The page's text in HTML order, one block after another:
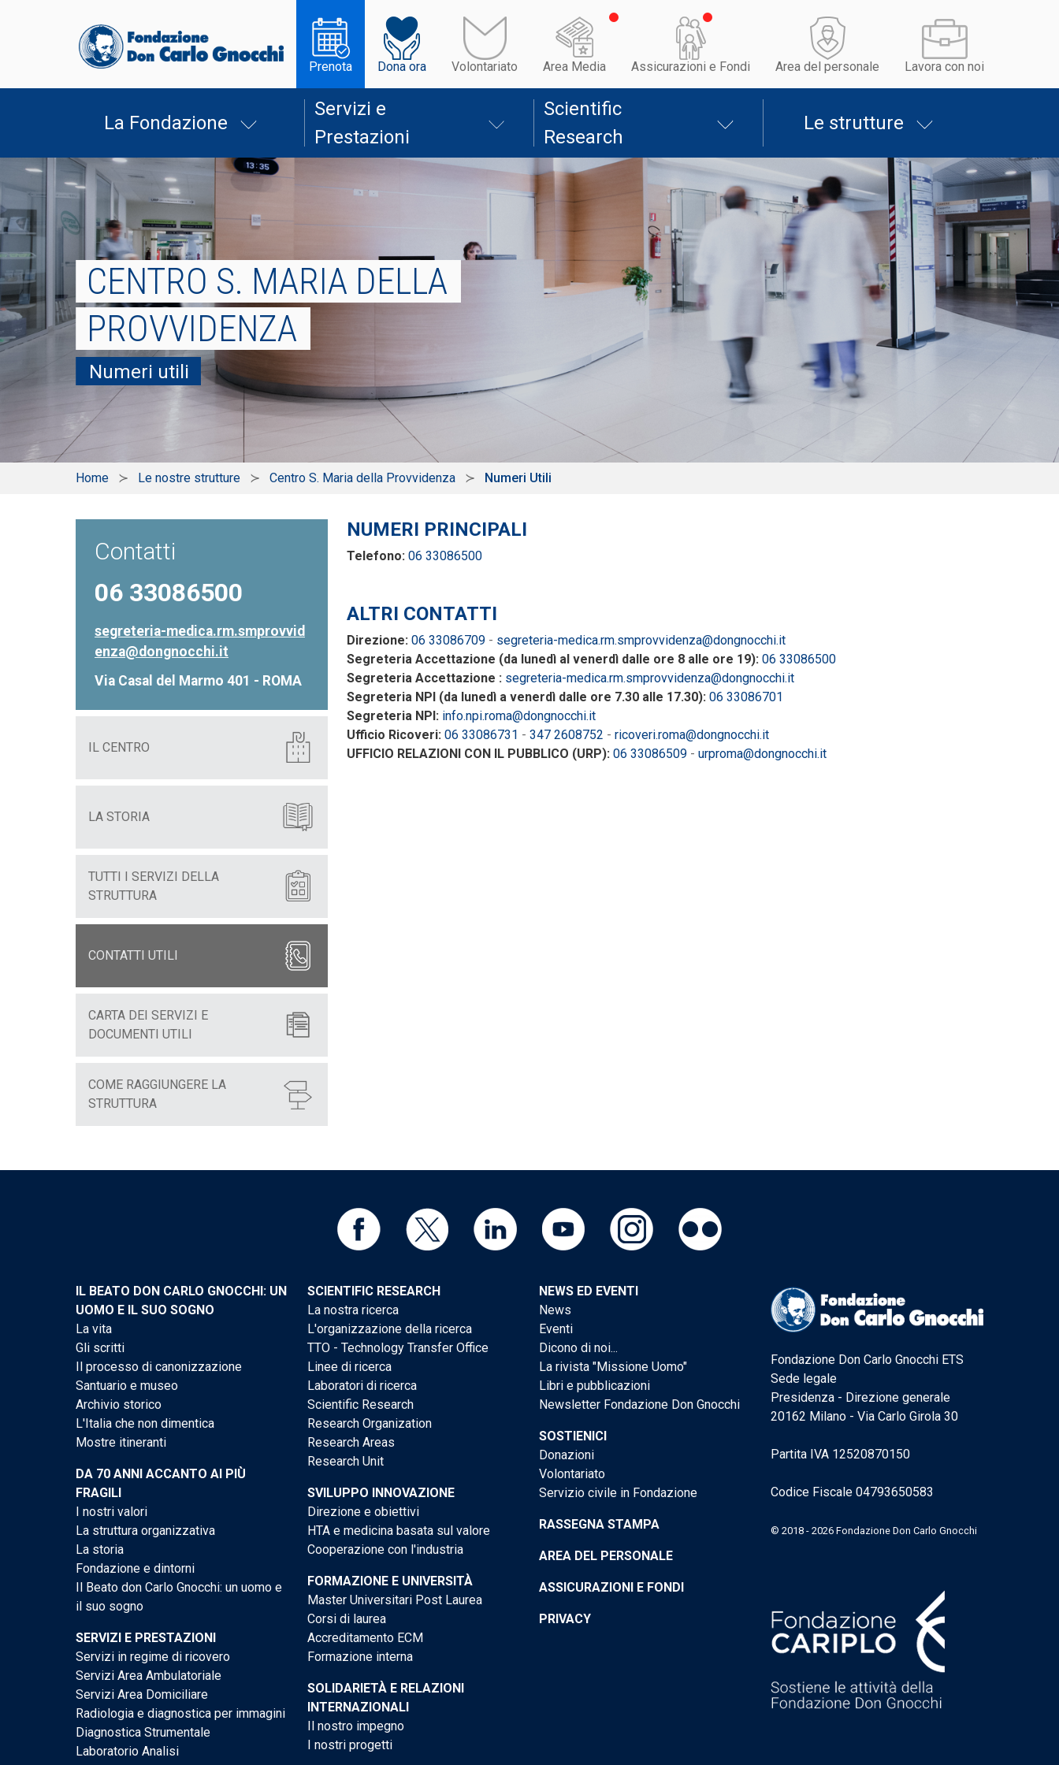
Prenota Dona ora Volontariato Area Media Assicurazioni e Fondi Area del personale Lavora con noi
La Fondazione
Servizi e
Prestazioni
Scientific
Research
Le strutture
CENTRO S. MARIA DELLA
PROVVIDENZA
Numeri utili
Home Le nostre strutture Centro S. Maria della Provvidenza Numeri Utili
Contatti
06 33086500
segreteria-medica.rm.smprovvid
enza@dongnocchi.it
Via Casal del Marmo 401 - ROMA
IL CENTRO
LA STORIA
TUTTI I SERVIZI DELLA
STRUTTURA
CONTATTI UTILI
CARTA DEI SERVIZI E
DOCUMENTI UTILI
COME RAGGIUNGERE LA
STRUTTURA
NUMERI PRINCIPALI
Telefono: 06 33086500
ALTRI CONTATTI
Direzione: 06 33086709 - segreteria-medica.rm.smprovvidenza@dongnocchi.it
Segreteria Accettazione (da lunedì al venerdì dalle ore 8 alle ore 19): 06 33086500
Segreteria Accettazione : segreteria-medica.rm.smprovvidenza@dongnocchi.it
Segreteria NPI (da lunedì a venerdì dalle ore 7.30 alle 17.30): 06 33086701
Segreteria NPI: info.npi.roma@dongnocchi.it
Ufficio Ricoveri: 06 33086731 - 347 2608752 - ricoveri.roma@dongnocchi.it
UFFICIO RELAZIONI CON IL PUBBLICO (URP): 06 33086509 - urproma@dongnocchi.it
IL BEATO DON CARLO GNOCCHI: UN
UOMO E IL SUO SOGNO
La vita
Gli scritti
Il processo di canonizzazione
Santuario e museo
Archivio storico
L'Italia che non dimentica
Mostre itineranti
DA 70 ANNI ACCANTO AI PIÙ
FRAGILI
I nostri valori
La struttura organizzativa
La storia
Fondazione e dintorni
Il Beato don Carlo Gnocchi: un uomo e
il suo sogno
SERVIZI E PRESTAZIONI
Servizi in regime di ricovero
Servizi Area Ambulatoriale
Servizi Area Domiciliare
Radiologia e diagnostica per immagini
Diagnostica Strumentale
Laboratorio Analisi
SCIENTIFIC RESEARCH
La nostra ricerca
L'organizzazione della ricerca
TTO - Technology Transfer Office
Linee di ricerca
Laboratori di ricerca
Scientific Research
Research Organization
Research Areas
Research Unit
SVILUPPO INNOVAZIONE
Direzione e obiettivi
HTA e medicina basata sul valore
Cooperazione con l'industria
FORMAZIONE E UNIVERSITÀ
Master Universitari Post Laurea
Corsi di laurea
Accreditamento ECM
Formazione interna
SOLIDARIETÀ E RELAZIONI
INTERNAZIONALI
Il nostro impegno
I nostri progetti
NEWS ED EVENTI
News
Eventi
Dicono di noi...
La rivista "Missione Uomo"
Libri e pubblicazioni
Newsletter Fondazione Don Gnocchi
SOSTIENICI
Donazioni
Volontariato
Servizio civile in Fondazione
RASSEGNA STAMPA
AREA DEL PERSONALE
ASSICURAZIONI E FONDI
PRIVACY
Fondazione Don Carlo Gnocchi ETS
Sede legale
Presidenza - Direzione generale
20162 Milano - Via Carlo Girola 30
Partita IVA 12520870150
Codice Fiscale 04793650583
© 2018 - 2026 Fondazione Don Carlo Gnocchi